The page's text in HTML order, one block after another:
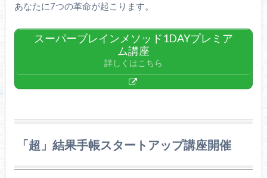
あなたに7つの革命が起こります。
スーパーブレインメソッド1DAYプレミア
ム講座
詳しくはこちら
「超」結果手帳スタートアップ講座開催